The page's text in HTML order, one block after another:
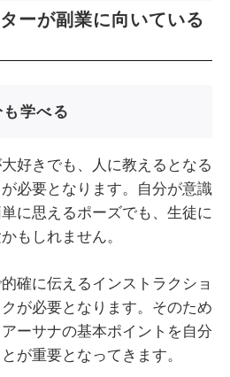
ーが副業に向いている
学べる
好きでも、人に教えるとなる
必要となります。自分が意識
に思えるポーズでも、生徒に
もしれません。
確に伝えるインストラクショ
が必要となります。そのため
ーサナの基本ポイントを自分
が重要となってきます。